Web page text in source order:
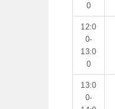
0
12:0
0-
13:0
0
13:0
0-